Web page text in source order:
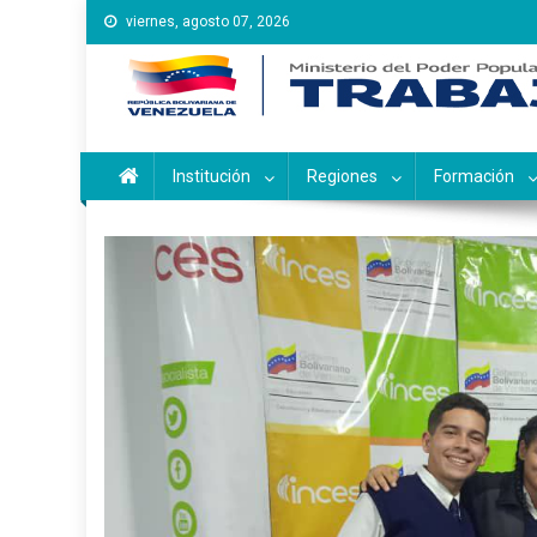
Saltar
al
contenido
viernes, agosto 07, 2026
Instituto Nacional de
Inces
Institución Regiones Formación